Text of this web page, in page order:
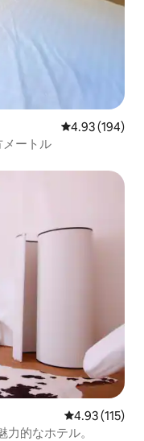
レビュー194
4.93 (194)
ートル
レビュー115
4.93 (115)
的なホテル。